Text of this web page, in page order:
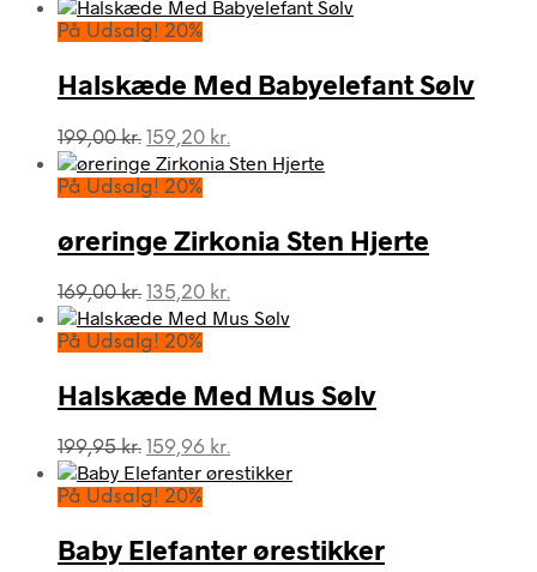
På Udsalg! 20%
Halskæde Med Babyelefant Sølv
199,00kr. Den
oprindelige
pris
199,00 kr..
159,20 kr.
aktuelle
159,20 kr..
På Udsalg! 20%
øreringe Zirkonia Sten Hjerte
169,00kr. Den
oprindelige
pris
169,00 kr..
135,20 kr.
aktuelle
135,20 kr..
På Udsalg! 20%
Halskæde Med Mus Sølv
199,95kr. Den
oprindelige
pris
199,95 kr..
159,96 kr.
aktuelle
159,96 kr..
På Udsalg! 20%
Baby Elefanter ørestikker